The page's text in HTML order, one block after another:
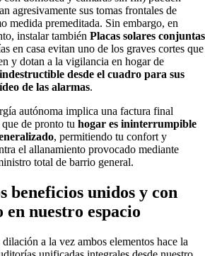
agresivamente sus tomas frontales de
medida premeditada. Sin embargo, en
instalar también Placas solares conjuntas
en casa evitan uno de los graves cortes que
y dotan a la vigilancia en hogar de
desde el cuadro para sus
de las alarmas.
autónoma implica una factura final
de pronto tu hogar es ininterrumpible
, permitiendo tu confort y
el allanamiento provocado mediante
total de barrio general.
beneficios unidos y con
en nuestro espacio
a la vez ambos elementos hace la